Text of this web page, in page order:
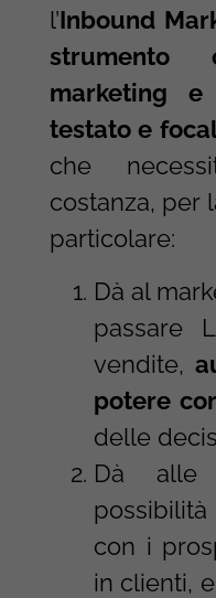
l’Inbound
marketing
testato e
che
costanza, per
particolare:
Dà al
passare
vendite,
potere
delle
Dà alle
con i
in clienti,